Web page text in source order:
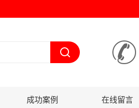
成功案例 在线留言